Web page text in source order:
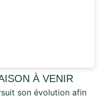
À VENIR
son évolution afin